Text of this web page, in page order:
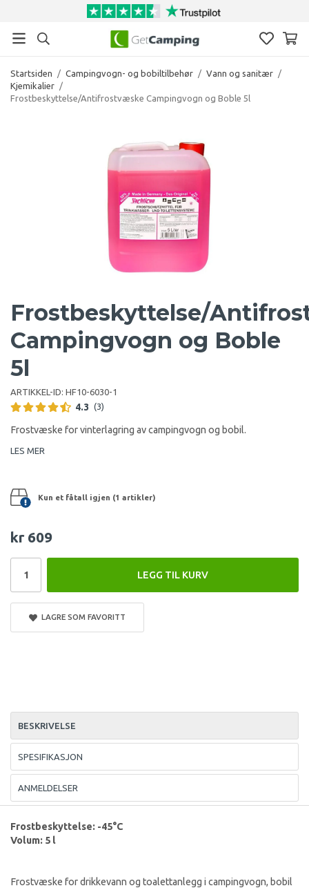
Startsiden / Campingvogn- og bobiltilbehør / Vann og sanitær /
Kjemikalier /
Frostbeskyttelse/Antifrostvæske Campingvogn og Boble 5l
Frostbeskyttelse/
Campingvogn og Boble
5l
ARTIKKEL-ID: HF10-6030-1
4.3 (3)
Frostvæske for vinterlagring av campingvogn og bobil.
LES MER
Kun et fåtall igjen (1 artikler)
kr 609
LEGG TIL KURV
LAGRE SOM FAVORITT
BESKRIVELSE
SPESIFIKASJON
ANMELDELSER
Frostbeskyttelse: -45°C
Volum: 5 l
Frostvæske for drikkevann og toalettanlegg i campingvogn, bobil